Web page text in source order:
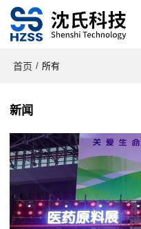
首页 / 所有
新闻